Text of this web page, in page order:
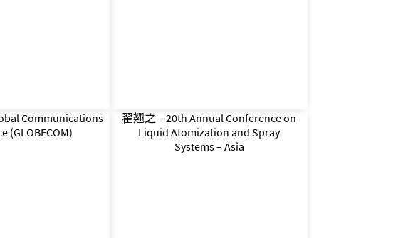
Communications
(GLOBECOM)
翟翘之 – 20th Annual Conference on
Liquid Atomization and Spray
Systems – Asia